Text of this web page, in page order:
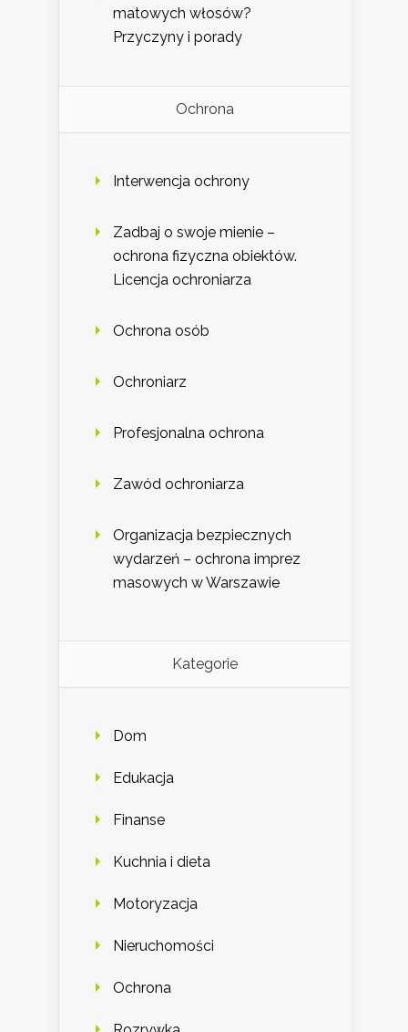
matowych włosów?
Przyczyny i porady
Ochrona
Interwencja ochrony
Zadbaj o swoje mienie –
ochrona fizyczna obiektów.
Licencja ochroniarza
Ochrona osób
Ochroniarz
Profesjonalna ochrona
Zawód ochroniarza
Organizacja bezpiecznych
wydarzeń – ochrona imprez
masowych w Warszawie
Kategorie
Dom
Edukacja
Finanse
Kuchnia i dieta
Motoryzacja
Nieruchomości
Ochrona